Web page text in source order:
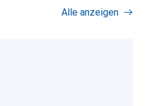
Alle anzeigen